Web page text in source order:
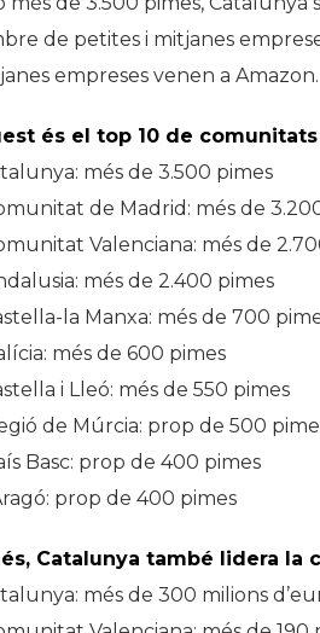
de petites i mitjanes
empreses venen a Amazon.
és el top 10 de
més de 3.500 pimes
de Madrid: més de
Valenciana: més de
més de 2.400 pimes
la Manxa: més de 700
més de 600 pimes
i Lleó: més de 550 pimes
de Múrcia: prop de 500
Basc: prop de 400 pimes
prop de 400 pimes
Catalunya també lidera la
més de 300 milions